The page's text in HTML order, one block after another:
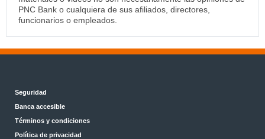
PNC Bank o cualquiera de sus afiliados, directores,
funcionarios o empleados.
Seguridad
Banca accesible
Términos y condiciones
Política de privacidad